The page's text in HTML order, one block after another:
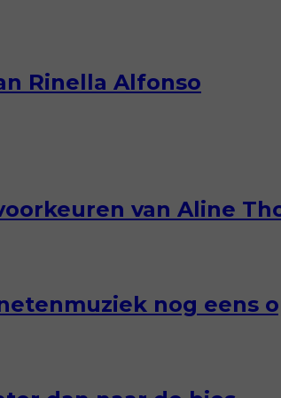
Rinella Alfonso
van Aline
nog eens